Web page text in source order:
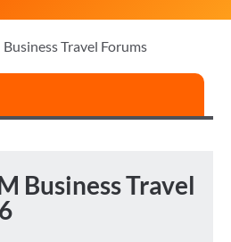
Travel Forums
Business Travel